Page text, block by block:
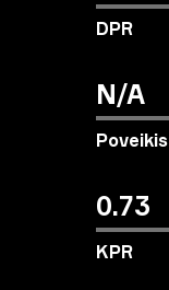
DPR
N/A
Poveikis
0.73
KPR